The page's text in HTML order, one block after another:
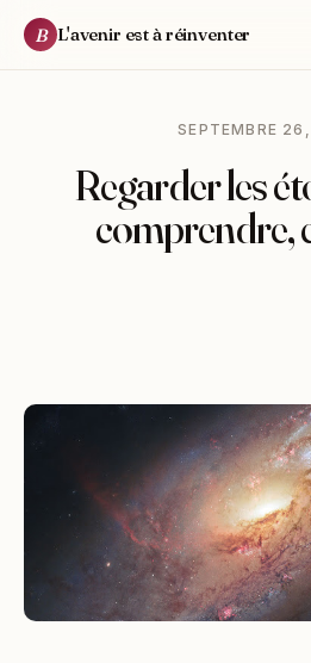
B L'avenir est à réinventer
SEPTEMBRE
Regarder les
comprendre,